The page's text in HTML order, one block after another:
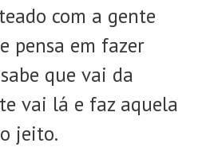
com a gente
pensa em fazer
que vai da
vai lá e faz aquela
jeito.